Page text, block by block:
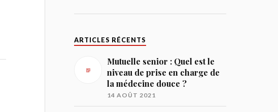
ARTICLES RÉCENTS
Mutuelle senior : Quel est le
niveau de prise en charge de
la médecine douce ?
14 AOÛT 2021